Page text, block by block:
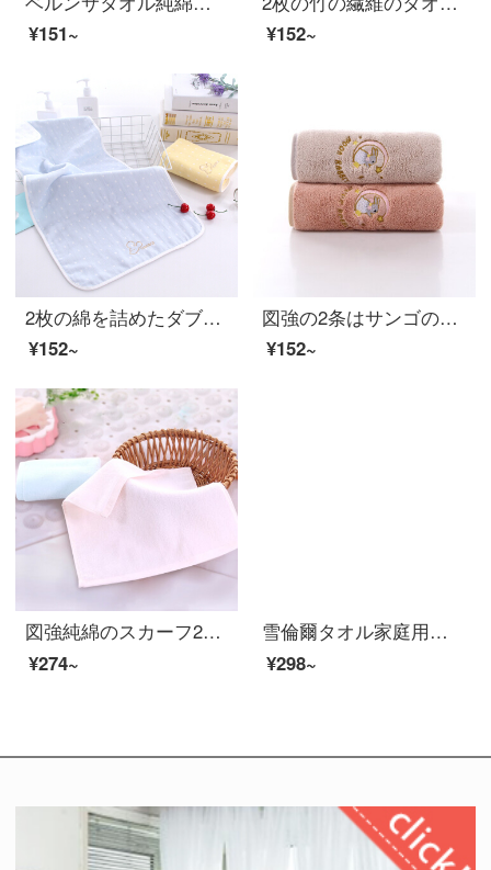
¥151~
¥152~
2枚の綿を詰めたダブルガーゼタオルを使って綿を編んでいます。刺繍なしで、柔らかな水を吸い込むことができます。大人の子供用の洗顔タオルは黄色+青34*74 cmです。
¥152~
図強の2条はサンゴの绒速乾タオルを詰めます。非純綿家庭用大人の男女の赤ちゃんの柔らかい吸水洗顔タオル月兔粉+カレー35*70 cm
¥152~
図強純綿のスカーフ2つの赤ちゃん用タオルの洗顔タオル幼稚園精梳綿のよだれタオルの厚い超柔軟粉+青34*34 cm
¥274~
雪倫爾タオル家庭用紡績A類純綿子供タオル柔軟吸水洗顔タオル3条白/粉/紫33 cm萌えシリーズ：白米+空色+緑の3つの服
¥298~